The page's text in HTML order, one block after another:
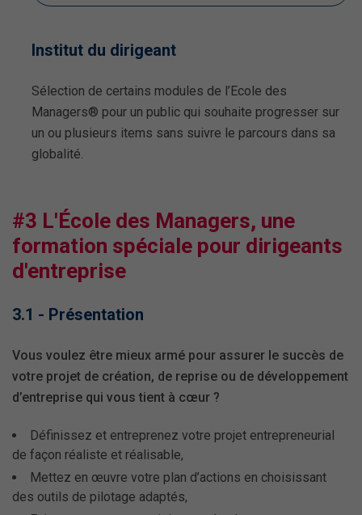
Institut du dirigeant
Sélection de certains modules de l’Ecole des
Managers® pour un public qui souhaite progresser sur
un ou plusieurs items sans suivre le parcours dans sa
globalité.
#3 L'École des Managers, une
formation spéciale pour dirigeants
d'entreprise
3.1 - Présentation
Vous voulez être mieux armé pour assurer le succès de
votre projet de création, de reprise ou de développement
d’entreprise qui vous tient à cœur ?
Définissez et entreprenez votre projet entrepreneurial
de façon réaliste et réalisable,
Mettez en œuvre votre plan d’actions en choisissant
des outils de pilotage adaptés,